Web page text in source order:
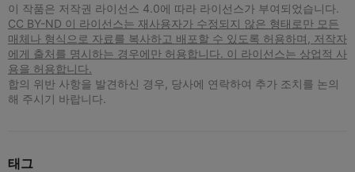
이 작품은 저작권 라이선스 4.0에 따라 라이선스가 부여되었습니다.
CC BY-ND 이 라이선스는 재사용자가 수정되지 않은 형태로만 모든
매체나 형식으로 자료를 복사하고 배포할 수 있도록 허용하며, 저작자
에게 출처를 명시하는 경우에만 허용합니다. 이 라이선스는 상업적 사
용을 허용합니다.
합의 위반 사항을 발견하신 경우, 당사에 연락하여 추가 조치를 논의
해 주시기 바랍니다.
태그